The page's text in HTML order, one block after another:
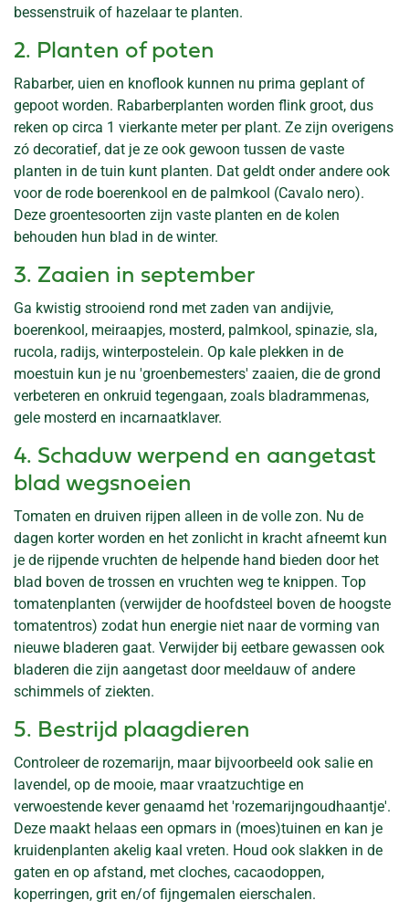
bessenstruik of hazelaar te planten.
2. Planten of poten
Rabarber, uien en knoflook kunnen nu prima geplant of
gepoot worden. Rabarberplanten worden flink groot, dus
reken op circa 1 vierkante meter per plant. Ze zijn overigens
zó decoratief, dat je ze ook gewoon tussen de vaste
planten in de tuin kunt planten. Dat geldt onder andere ook
voor de rode boerenkool en de palmkool (Cavalo nero).
Deze groentesoorten zijn vaste planten en de kolen
behouden hun blad in de winter.
3. Zaaien in september
Ga kwistig strooiend rond met zaden van andijvie,
boerenkool, meiraapjes, mosterd, palmkool, spinazie, sla,
rucola, radijs, winterpostelein. Op kale plekken in de
moestuin kun je nu 'groenbemesters' zaaien, die de grond
verbeteren en onkruid tegengaan, zoals bladrammenas,
gele mosterd en incarnaatklaver.
4. Schaduw werpend en aangetast
blad wegsnoeien
Tomaten en druiven rijpen alleen in de volle zon. Nu de
dagen korter worden en het zonlicht in kracht afneemt kun
je de rijpende vruchten de helpende hand bieden door het
blad boven de trossen en vruchten weg te knippen. Top
tomatenplanten (verwijder de hoofdsteel boven de hoogste
tomatentros) zodat hun energie niet naar de vorming van
nieuwe bladeren gaat. Verwijder bij eetbare gewassen ook
bladeren die zijn aangetast door meeldauw of andere
schimmels of ziekten.
5. Bestrijd plaagdieren
Controleer de rozemarijn, maar bijvoorbeeld ook salie en
lavendel, op de mooie, maar vraatzuchtige en
verwoestende kever genaamd het 'rozemarijngoudhaantje'.
Deze maakt helaas een opmars in (moes)tuinen en kan je
kruidenplanten akelig kaal vreten. Houd ook slakken in de
gaten en op afstand, met cloches, cacaodoppen,
koperringen, grit en/of fijngemalen eierschalen.